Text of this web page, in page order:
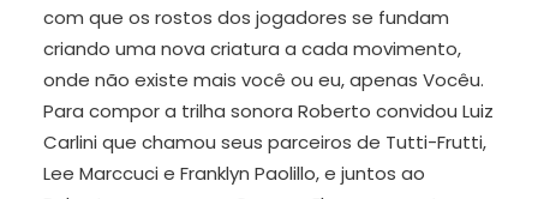
com que os rostos dos jogadores se fundam
criando uma nova criatura a cada movimento,
onde não existe mais você ou eu, apenas Vocêu.
Para compor a trilha sonora Roberto convidou Luiz
Carlini que chamou seus parceiros de Tutti-Frutti,
Lee Marccuci e Franklyn Paolillo, e juntos ao